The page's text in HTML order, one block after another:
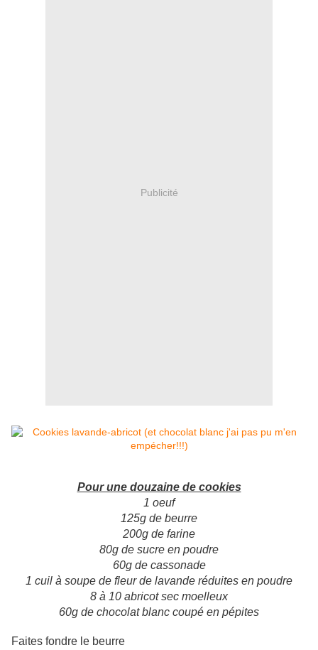
Publicité
Pour une douzaine de cookies
1 oeuf
125g de beurre
200g de farine
80g de sucre en poudre
60g de cassonade
1 cuil à soupe de fleur de lavande réduites en poudre
8 à 10 abricot sec moelleux
60g de chocolat blanc coupé en pépites
Faites fondre le beurre